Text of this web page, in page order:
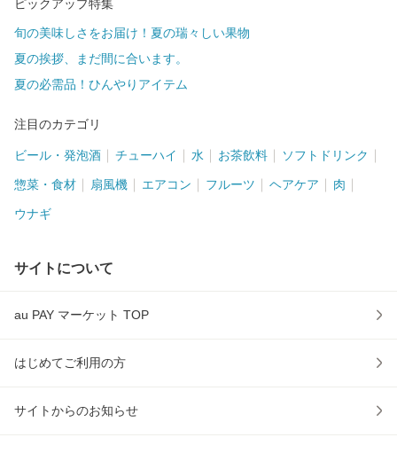
ピックアップ特集
旬の美味しさをお届け！夏の瑞々しい果物
夏の挨拶、まだ間に合います。
夏の必需品！ひんやりアイテム
注目のカテゴリ
ビール・発泡酒 チューハイ 水 お茶飲料 ソフトドリンク
惣菜・食材 扇風機 エアコン フルーツ ヘアケア 肉
ウナギ
サイトについて
au PAY マーケット TOP
はじめてご利用の方
サイトからのお知らせ